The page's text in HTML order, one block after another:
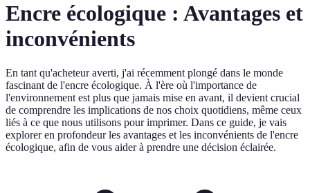
Encre écologique : Avantages et
inconvénients
En tant qu'acheteur averti, j'ai récemment plongé dans le monde
fascinant de l'encre écologique. À l'ère où l'importance de
l'environnement est plus que jamais mise en avant, il devient crucial
de comprendre les implications de nos choix quotidiens, même ceux
liés à ce que nous utilisons pour imprimer. Dans ce guide, je vais
explorer en profondeur les avantages et les inconvénients de l'encre
écologique, afin de vous aider à prendre une décision éclairée.